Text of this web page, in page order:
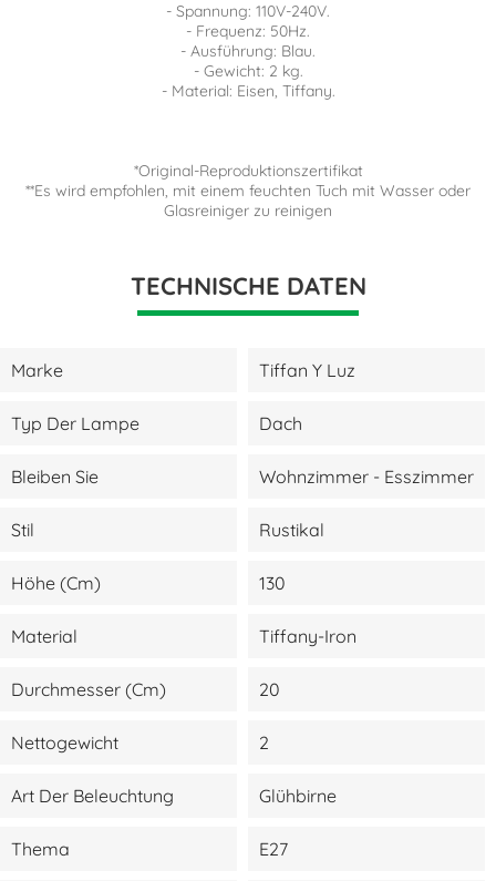
- Spannung: 110V-240V.
- Frequenz: 50Hz.
- Ausführung: Blau.
- Gewicht: 2 kg.
- Material: Eisen, Tiffany.
*Original-Reproduktionszertifikat
**Es wird empfohlen, mit einem feuchten Tuch mit Wasser oder
Glasreiniger zu reinigen
TECHNISCHE DATEN
Marke Tiffan Y Luz
Typ Der Lampe Dach
Bleiben Sie Wohnzimmer - Esszimmer
Stil Rustikal
Höhe (cm) 130
Material Tiffany-Iron
Durchmesser (cm) 20
Nettogewicht 2
Art Der Beleuchtung Glühbirne
Thema E27